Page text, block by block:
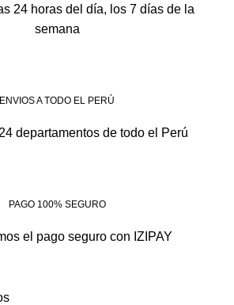
24 horas del día, los 7 días de la
semana
ENVIOS A TODO EL PERÚ
departamentos de todo el Perú
PAGO 100% SEGURO
el pago seguro con IZIPAY